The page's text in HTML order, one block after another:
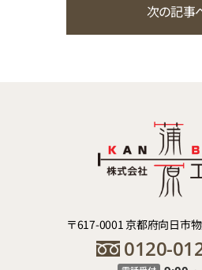
次の記事
〒617-0001 京都府向日市
0120-